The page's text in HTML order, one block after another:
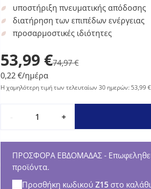
υποστήριξη πνευματικής απόδοσης
διατήρηση των επιπέδων ενέργειας
προσαρμοστικές ιδιότητες
53,99 €74,97 €
0,22 €/ημέρα
Η χαμηλότερη τιμή των τελευταίων 30 ημερών: 53,99 €
+
ΠΡΟΣΦΟΡΑ ΕΒΔΟΜΑΔΑΣ -
προϊόντα.
Προσθήκη κωδικού Z15στο καλάθι